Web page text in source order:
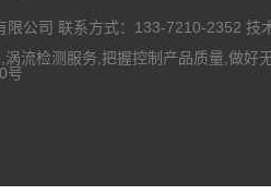
限公司 联系方式：133-7210-2352 技
涡流检测服务 ,把握控制产品质量,做好
号